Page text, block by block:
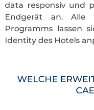
data responsiv und
Endgerät an. Alle
Programms lassen
Identity des Hotels
WELCHE